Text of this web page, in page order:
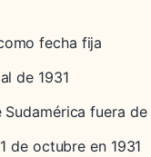
fecha fija
de 1931
fuera
de octubre en 1931